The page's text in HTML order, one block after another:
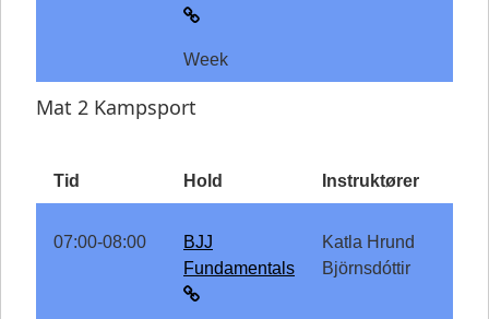
Week
Mat 2 Kampsport
Tid Hold Instruktører
07:00-08:00
BJJ
Fundamentals
Katla Hrund
Björnsdóttir